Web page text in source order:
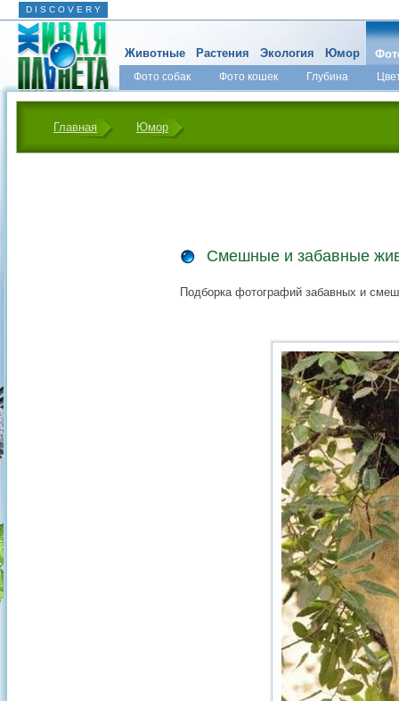
D I S C O V E R Y
Животные Растения Экология Юмор
Фото собак Фото кошек Глубина
Главная Юмор
Смешные и забавные
Подборка фотографий забавных и